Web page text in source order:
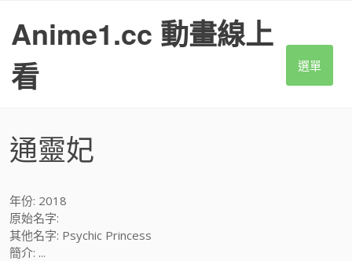
Anime1.cc 動畫線上
看
選單
通靈妃
年份: 2018
原始名字:
其他名字: Psychic Princess
簡介: ...